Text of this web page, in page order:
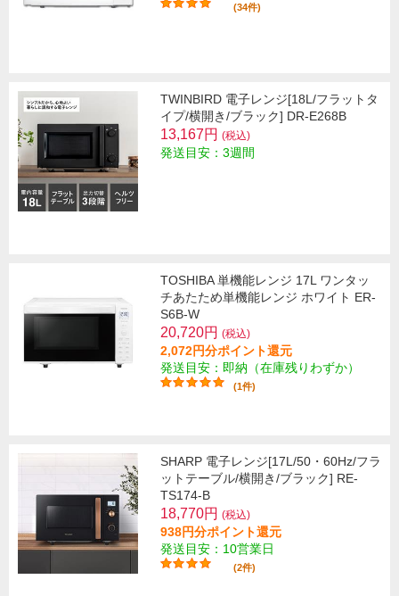
(34件)
TWINBIRD 電子レンジ[18L/フラットタ
イプ/横開き/ブラック] DR-E268B
13,167円 (税込)
発送目安：3週間
TOSHIBA 単機能レンジ 17L ワンタッ
チあたため単機能レンジ ホワイト ER-
S6B-W
20,720円 (税込)
2,072円分ポイント還元
発送目安：即納（在庫残りわずか）
(1件)
SHARP 電子レンジ[17L/50・60Hz/フラ
ットテーブル/横開き/ブラック] RE-
TS174-B
18,770円 (税込)
938円分ポイント還元
発送目安：10営業日
(2件)